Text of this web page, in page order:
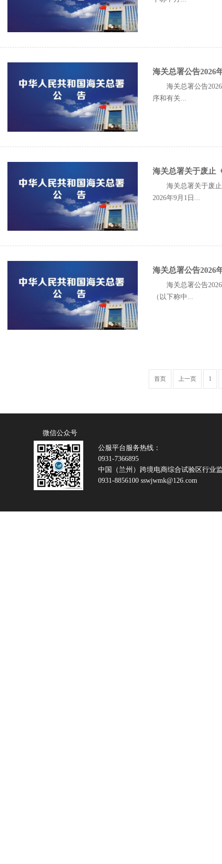
海关总署公告2026
海关总署公告
序和有关...
海关总署关于废止
海关总署关于废
2026年9月1日...
海关总署公告2026
海关总署公告
（以下称中...
首页 上一页 1
微信公众号
公服平台服务热线：
0931-7366895
中国（兰州）跨境电商综合试验区行业
0931-8856100 sswjwmk@126.com